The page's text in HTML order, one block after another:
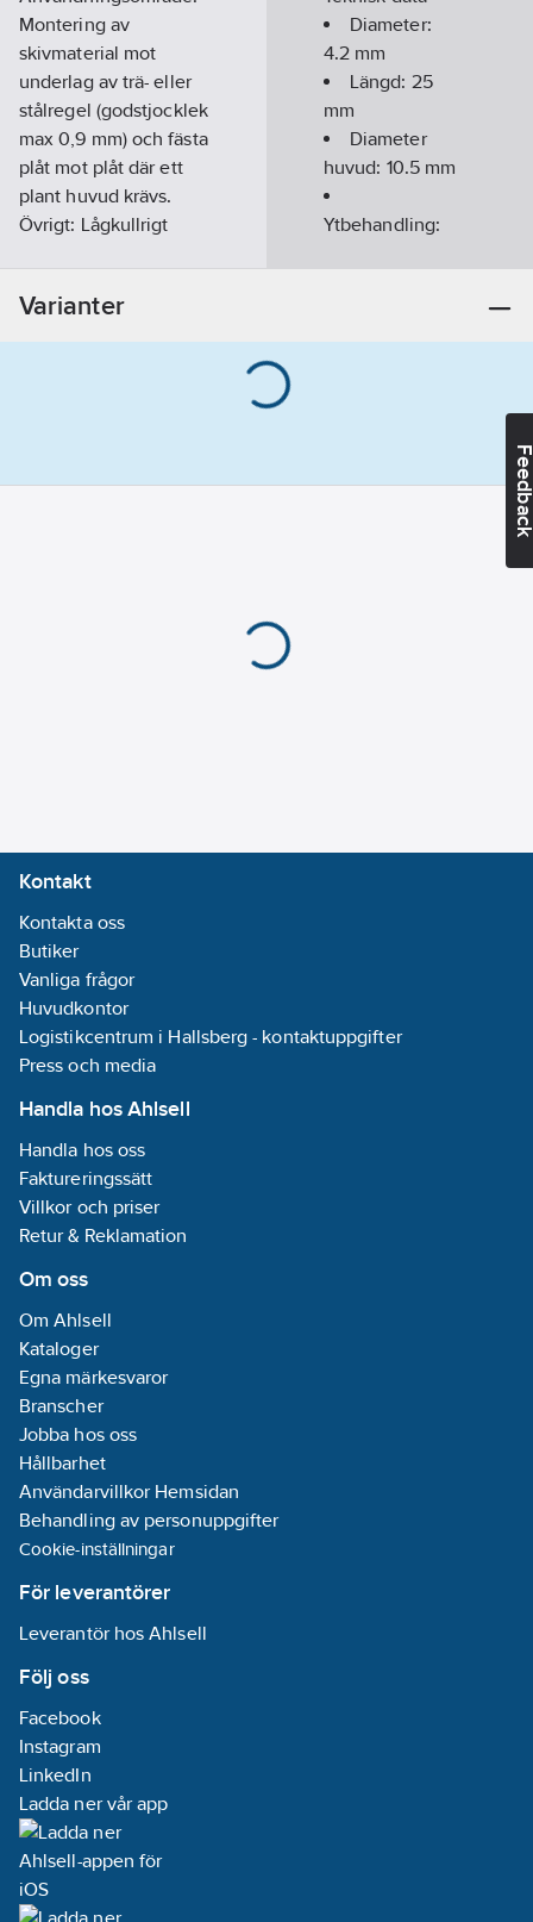
Montering av
skivmaterial mot
underlag av trä- eller
stålregel (godstjocklek
max 0,9 mm) och fästa
plåt mot plåt där ett
plant huvud krävs.
Övrigt: Lågkullrigt
Artikelnummer:
Lev. artikelnr: 905237
Diameter:
4.2 mm
Längd: 25
mm
Diameter
huvud: 10.5mm
Ytbehandling:
för
nummer:742
Varianter
Kontakt
Kontakta oss
Butiker
Vanliga frågor
Huvudkontor
Logistikcentrum i Hallsberg - kontaktuppgifter
Press och media
Handla hos Ahlsell
Handla hos oss
Faktureringssätt
Villkor och priser
Retur & Reklamation
Om oss
Om Ahlsell
Kataloger
Egna märkesvaror
Branscher
Jobba hos oss
Hållbarhet
Användarvillkor Hemsidan
Behandling av personuppgifter
Cookie-inställningar
För leverantörer
Leverantör hos Ahlsell
Följ oss
Facebook
Instagram
LinkedIn
Ladda ner vår app